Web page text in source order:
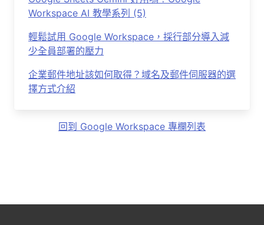
Workspace AI 教學系列 (5)
輕鬆試用 Google Workspace，採行部分導入減
少全員部署的壓力
企業郵件地址該如何取得？域名及郵件伺服器的選
擇方式介紹
回到 Google Workspace 專欄列表